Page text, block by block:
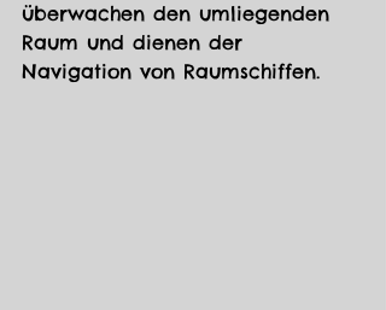
überwachen den umliegenden
Raum und dienen der
Navigation von Raumschiffen.